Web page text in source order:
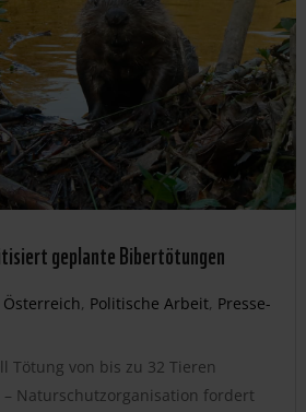
geplante Bibertötungen
Österreich, Politische Arbeit, Presse-
Tötung von bis zu 32 Tieren
Naturschutzorganisation fordert